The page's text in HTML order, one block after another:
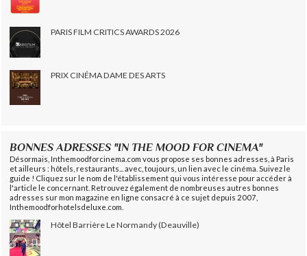
PARIS FILM CRITICS AWARDS 2026
PRIX CINÉMA DAME DES ARTS
BONNES ADRESSES "IN THE MOOD FOR CINEMA"
Désormais, Inthemoodforcinema.com vous propose ses bonnes adresses, à Paris
et ailleurs : hôtels, restaurants... avec, toujours, un lien avec le cinéma. Suivez le
guide ! Cliquez sur le nom de l'établissement qui vous intéresse pour accéder à
l'article le concernant. Retrouvez également de nombreuses autres bonnes
adresses sur mon magazine en ligne consacré à ce sujet depuis 2007,
Inthemoodforhotelsdeluxe.com.
Hôtel Barrière Le Normandy (Deauville)